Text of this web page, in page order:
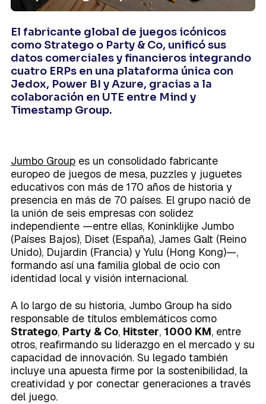
Integraciones
Caso de Éxito
Integraciones
Modelos de datos
Planes
sólidos que sustenten tu crecimiento.
Centralización de datos
La forma exitosa de disponer de una
visión única en la empresa.
Activación del dato
Conoce la terminología que habla el
lugar.
Sobre Mind
El fabricante global de juegos icónicos
como Stratego o Party & Co, unificó sus
datos comerciales y financieros integrando
cuatro ERPs en una plataforma única con
Jedox, Power BI y Azure, gracias a la
colaboración en UTE entre Mind y
Timestamp Group.
Jumbo Group es un consolidado fabricante
europeo de juegos de mesa, puzzles y juguetes
educativos con más de 170 años de historia y
presencia en más de 70 países. El grupo nació de
la unión de seis empresas con solidez
independiente —entre ellas, Koninklijke Jumbo
(Países Bajos), Diset (España), James Galt (Reino
Unido), Dujardin (Francia) y Yulu (Hong Kong)—,
formando así una familia global de ocio con
identidad local y visión internacional.
A lo largo de su historia, Jumbo Group ha sido
responsable de títulos emblemáticos como
Stratego, Party & Co, Hitster, 1000 KM, entre
otros, reafirmando su liderazgo en el mercado y su
capacidad de innovación. Su legado también
incluye una apuesta firme por la sostenibilidad, la
creatividad y por conectar generaciones a través
del juego.